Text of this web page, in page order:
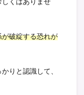
破綻する恐れが
りと認識して、